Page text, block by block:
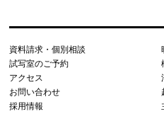
資料請求・個別相談
試写室のご予約
アクセス
お問い合わせ
採用情報